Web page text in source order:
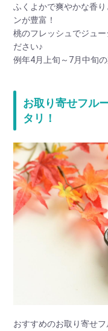
ふくよかで爽やかな香
ンが豊富！
桃のフレッシュでジュ
ださい♪
例年4月上旬～7月中旬
お取り寄せフル
タリ！
おすすめのお取り寄せ